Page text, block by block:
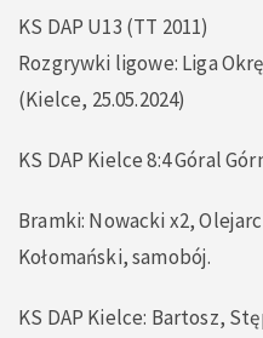
KS DAP U13 (TT 2011)
Rozgrywki ligowe: Liga
(Kielce, 25.05.2024)
KS DAP Kielce 8:4 Góral
Bramki: Nowacki x2,
Kołomański, samobój.
KS DAP Kielce: Bartosz,